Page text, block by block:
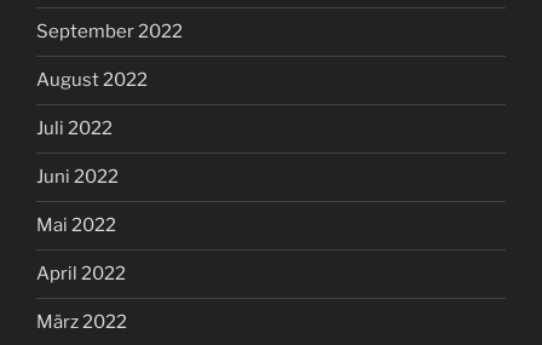
September 2022
August 2022
Juli 2022
Juni 2022
Mai 2022
April 2022
März 2022